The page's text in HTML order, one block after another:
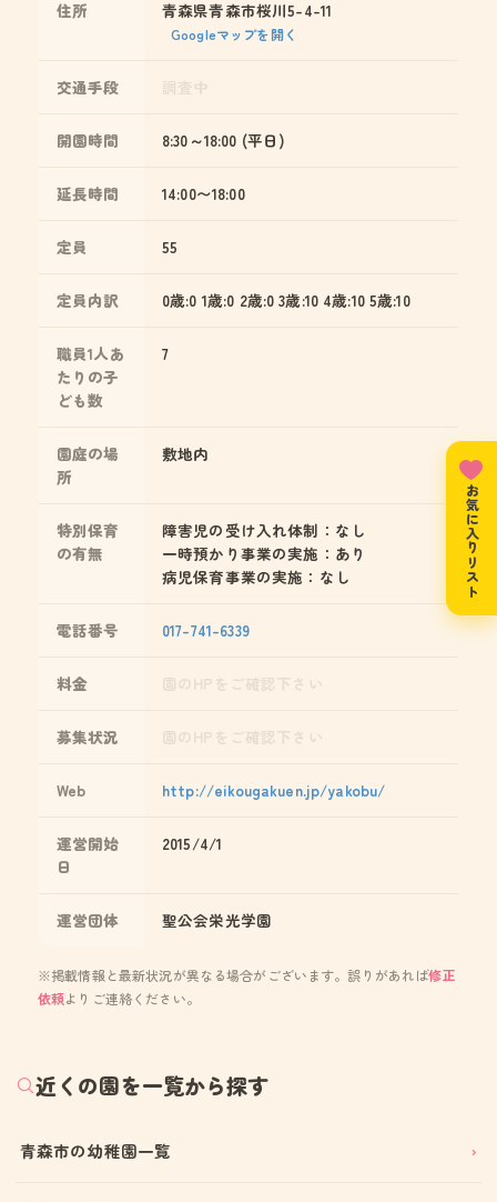
住所 青森県青森市桜川5-4-11
Googleマップを開く
交通手段
開園時間 8:30～18:00 (平日)
延長時間 14:00〜18:00
定員 55
定員内訳 0歳:0 1歳:0 2歳:0 3歳:10 4歳:10 5歳:10
職員1人あ
たりの子
ども数
7
園庭の場
所
敷地内
特別保育
の有無
障害児の受け入れ体制：なし
一時預かり事業の実施：あり
病児保育事業の実施：なし
電話番号 017-741-6339
料金
募集状況
Web http://eikougakuen.jp/yakobu/
運営開始
日
2015/4/1
運営団体 聖公会栄光学園
※掲載情報と最新状況が異なる場合がございます。誤りがあれば修正
依頼よりご連絡ください。
近くの園を一覧から探す
青森市の幼稚園一覧
お気に入りリスト